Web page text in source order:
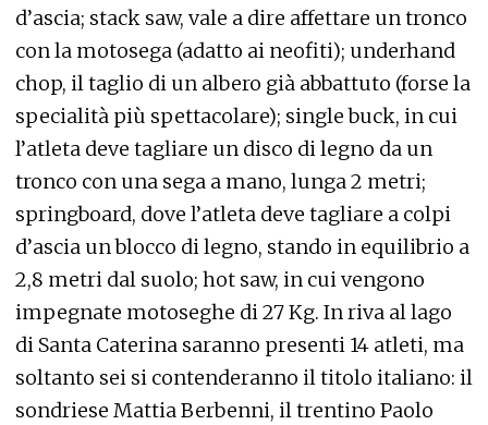
d’ascia; stack saw, vale a dire affettare un tronco
con la motosega (adatto ai neofiti); underhand
chop, il taglio di un albero già abbattuto (forse la
specialità più spettacolare); single buck, in cui
l’atleta deve tagliare un disco di legno da un
tronco con una sega a mano, lunga 2 metri;
springboard, dove l’atleta deve tagliare a colpi
d’ascia un blocco di legno, stando in equilibrio a
2,8 metri dal suolo; hot saw, in cui vengono
impegnate motoseghe di 27 Kg. In riva al lago
di Santa Caterina saranno presenti 14 atleti, ma
soltanto sei si contenderanno il titolo italiano: il
sondriese Mattia Berbenni, il trentino Paolo